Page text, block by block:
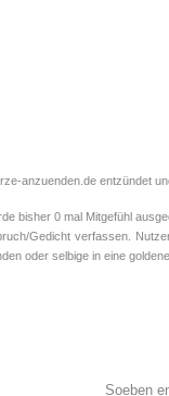
anzuenden.de entzündet
bisher 0 mal Mitgefühl
Gedicht verfassen.
oder selbige in eine
Soeben